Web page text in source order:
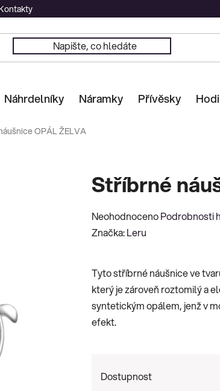
Náhrdelníky Náramky Přívěsky
OPÁL ŽELVA
Stříbrné
Průměrné
hodnocení
0,0
z
5
hvězdiček.
NeohodnocenoPodrobnosti
Značka:Leru
Tyto stříbrné náušnice ve
který je zároveň roztomilý a
syntetickým opálem, jenž v
efekt.
Dostupnost